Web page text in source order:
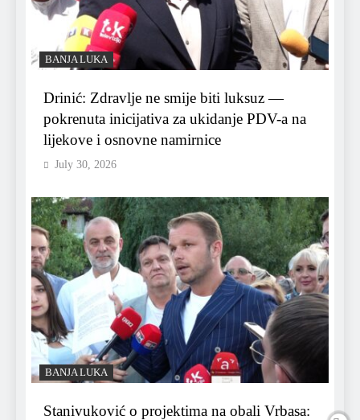
BANJA LUKA
Drinić: Zdravlje ne smije biti luksuz —
pokrenuta inicijativa za ukidanje PDV-a na
lijekove i osnovne namirnice
July 30, 2026
BANJA LUKA
Stanivuković o projektima na obali Vrbasa: